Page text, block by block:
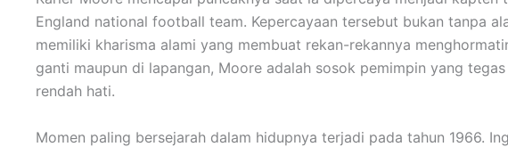
England national football team. Kepercayaan tersebut bukan tanpa
memiliki kharisma alami yang membuat rekan-rekannya
ganti maupun di lapangan, Moore adalah sosok pemimpin yang tegas
rendah hati.
Momen paling bersejarah dalam hidupnya terjadi pada tahun 1966.